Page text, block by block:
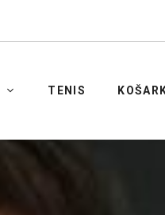
TENIS